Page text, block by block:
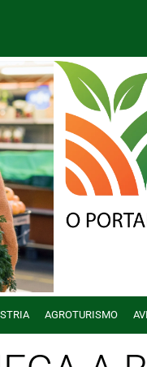
AGROTURISMO